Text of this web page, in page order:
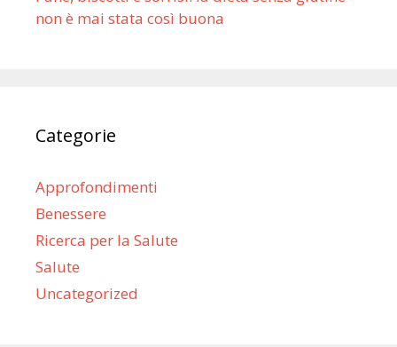
non è mai stata così buona
Categorie
Approfondimenti
Benessere
Ricerca per la Salute
Salute
Uncategorized